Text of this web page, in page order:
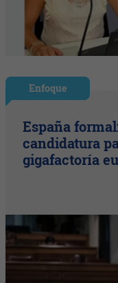
Enfoque
España
candidatura
gigafactoría